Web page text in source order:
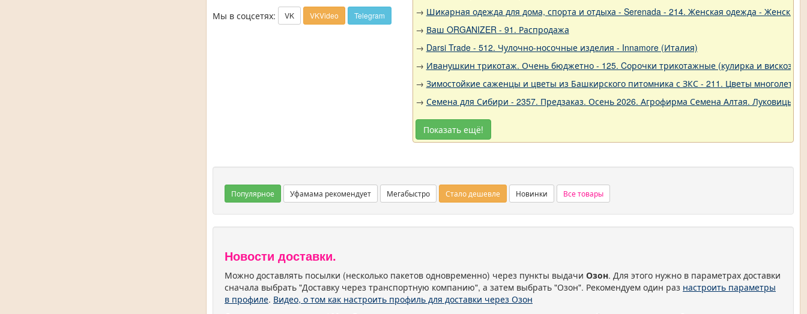
Мы в соцсетях: VK VKVideo Telegram
→ Шикарная одежда для дома, спорта и отдыха - Serenada - 214. Женская одежда - Женские
→ Ваш ORGANIZER - 91. Распродажа
→ Darsi Trade - 512. Чулочно-носочные изделия - Innamore (Италия)
→ Иванушкин трикотаж. Очень бюджетно - 125. Cорочки трикотажные (кулирка и вискоза)
→ Зимостойкие саженцы и цветы из Башкирского питомника с ЗКС - 211. Цветы
→ Семена для Сибири - 2357. Предзаказ. Осень 2026. Агрофирма Семена Алтая. Луковицы.
Показать ещё!
Популярное Уфамама рекомендует Мегабыстро Стало дешевле Новинки Все товары
Новости доставки.
Можно доставлять посылки (несколько пакетов одновременно) через пункты выдачи Озон. Для этого нужно в параметрах доставки
сначала выбрать "Доставку через транспортную компанию", а затем выбрать "Озон". Рекомендуем один раз настроить параметры
в профиле. Видео, о том как настроить профиль для доставки через Озон